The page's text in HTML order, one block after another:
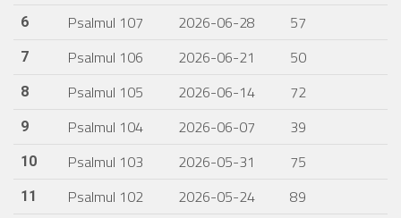
6 Psalmul 107 2026-06-28 57
7 Psalmul 106 2026-06-21 50
8 Psalmul 105 2026-06-14 72
9 Psalmul 104 2026-06-07 39
10 Psalmul 103 2026-05-31 75
11 Psalmul 102 2026-05-24 89